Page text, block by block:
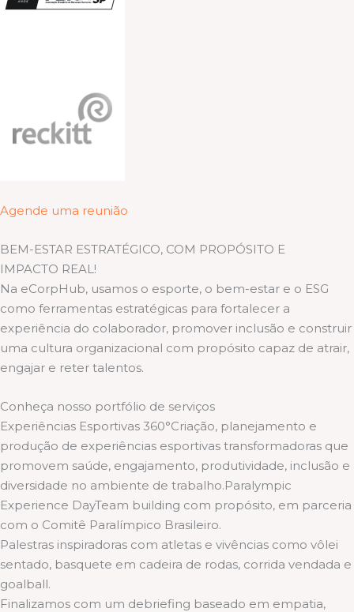
Agende uma reunião
BEM-ESTAR ESTRATÉGICO, COM PROPÓSITO E
IMPACTO REAL!
Na eCorpHub, usamos o esporte, o bem-estar e o ESG
como ferramentas estratégicas para fortalecer a
experiência do colaborador, promover inclusão e construir
uma cultura organizacional com propósito capaz de atrair,
engajar e reter talentos.
Conheça nosso portfólio de serviços
Experiências Esportivas 360°Criação, planejamento e
produção de experiências esportivas transformadoras que
promovem saúde, engajamento, produtividade, inclusão e
diversidade no ambiente de trabalho.Paralympic
Experience DayTeam building com propósito, em parceria
com o Comitê Paralímpico Brasileiro.
Palestras inspiradoras com atletas e vivências como vôlei
sentado, basquete em cadeira de rodas, corrida vendada e
goalball.
Finalizamos com um debriefing baseado em empatia,